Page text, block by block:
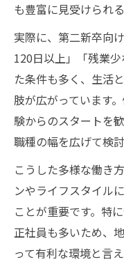
も豊富に見受けられ
実際に、第二新卒向
120日以上」「残業
た条件も多く、生活
肢が広がっています
験からのスタートを
職種の幅を広げて検
こうした多様な働き
ンやライフスタイル
ことが重要です。特
正社員も多いため、
って有利な環境と言